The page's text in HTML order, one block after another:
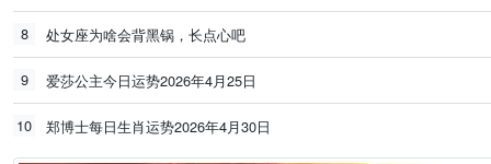
8 处女座为啥会背黑锅，长点心吧
9 爱莎公主今日运势2026年4月25日
10 郑博士每日生肖运势2026年4月30日